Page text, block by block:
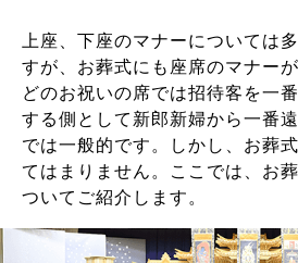
上座、下座のマナーについては
すが、お葬式にも座席のマナー
どのお祝いの席では招待客を一
する側として新郎新婦から一番
では一般的です。しかし、お葬
てはまりません。ここでは、お
ついてご紹介します。